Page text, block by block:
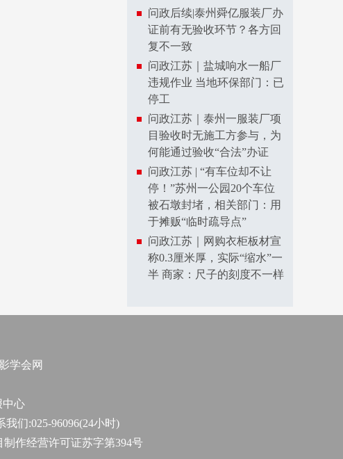
问政后续|泰州舜亿服装厂办
证前有无验收环节？各方回
复不一致
问政江苏｜盐城响水一船厂
违规作业 当地环保部门：已
停工
问政江苏｜泰州一服装厂项
目验收时无施工方参与，为
何能通过验收“合法”办证
问政江苏 | “有车位却不让
停！”苏州一公园20个车位
被石墩封堵，相关部门：用
于摊贩“临时疏导点”
问政江苏｜网购衣柜板材宣
称0.3厘米厚，实际“缩水”一
半 商家：尺子的刻度不一样
学会网
中心
们:025-96096(24小时)
制作经营许可证苏字第394号